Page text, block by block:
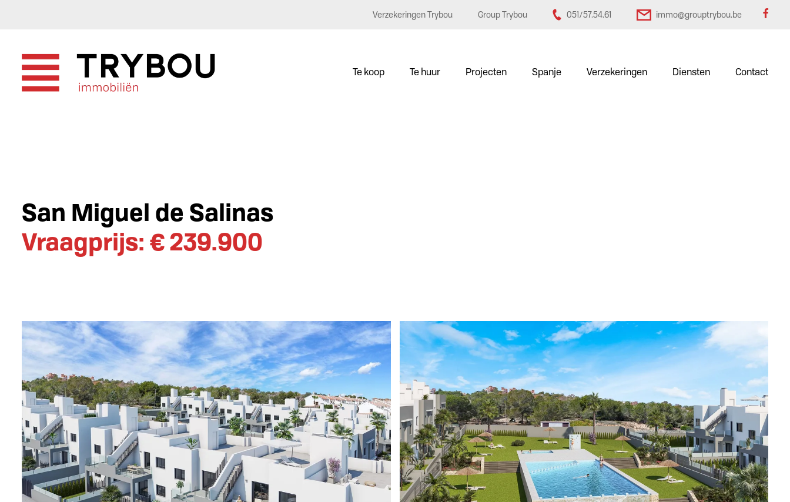
Verzekeringen Trybou Group Trybou 051/57.54.61 immo@grouptrybou.be
Te koop Te huur Projecten Spanje Verzekeringen Diensten Contact
San Miguel de Salinas
Vraagprijs: € 239.900